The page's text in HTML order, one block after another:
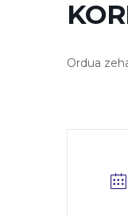
Ordua